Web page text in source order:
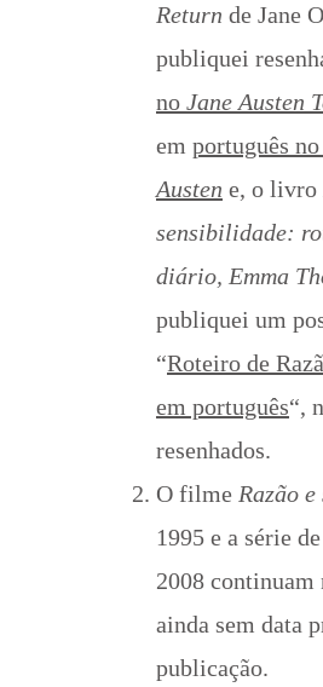
Return de Jane
publiquei
no Jane Austen
em português no
Austen e, o livro
sensibilidade:
diário, Emma
publiquei um
“Roteiro de
em português“,
resenhados.
O filme Razão
1995 e a série
2008 continuam
ainda sem data
publicação.